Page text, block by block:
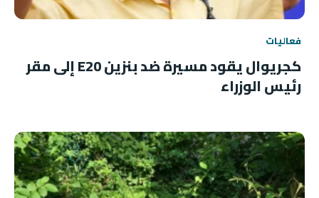
فعاليات
كجريوال يقود مسيرة ضد بنزين E20 إلى مقر
رئيس الوزراء